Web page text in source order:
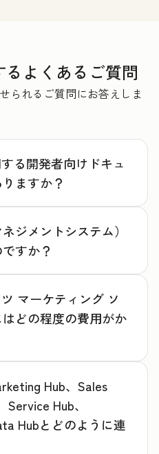
よくあるご質問
られるご質問にお答えしま
る開発者向けドキュ
ますか？
ジメントシステム）
すか？
マーケティング ソ
どの程度の費用がか
Hub、Sales
Service Hub、
Hubとどのように連